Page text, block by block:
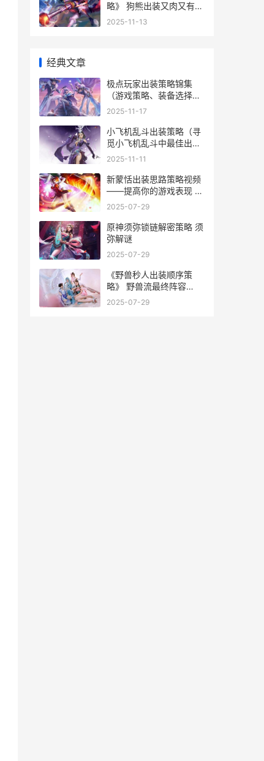
略》 狗熊出装又肉又有攻
击
2025-11-13
经典文章
极点玩家出装策略锦集
（游戏策略、装备选择、
诀窍集合 极点玩家出装策
2025-11-17
小飞机乱斗出装策略（寻
觅小飞机乱斗中最佳出装
方法 小飞机大乱斗
2025-11-11
新蒙恬出装思路策略视频
——提高你的游戏表现 蒙
恬最新出装及铭文
2025-07-29
原神须弥锁链解密策略 须
弥解谜
2025-07-29
《野兽秒人出装顺序策
略》 野兽流最终阵容
2020
2025-07-29